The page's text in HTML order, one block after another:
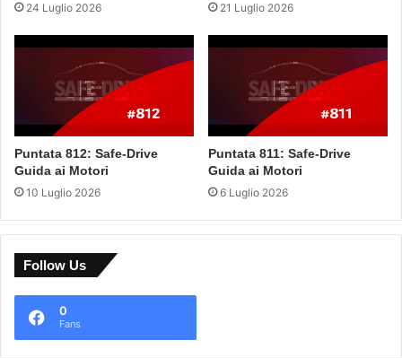
24 Luglio 2026 21 Luglio 2026
Puntata 812: Safe-Drive
Guida ai Motori
10 Luglio 2026
Puntata 811: Safe-Drive
Guida ai Motori
6 Luglio 2026
Follow Us
0
Fans